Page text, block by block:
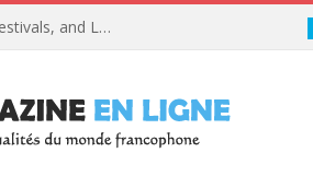
Vietnam Travel Updates 2025: Slow Travel, Cultural Festivals, and Luxury Retreats